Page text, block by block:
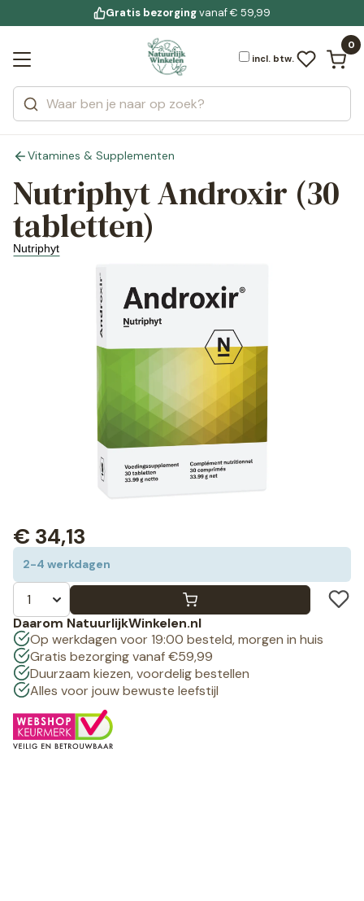
Jouw bewuste leefstijl
voor 19:00 uur besteld
Gratis bezorgingvanaf € 59,99
incl. btw.
0
Zoeken
Categorieën
Merken
Bekijk alle resultaten
Vitamines & Supplementen
Nutriphyt Androxir (30
tabletten)
Nutriphyt
2-4 werkdagen
€ 34,13
Daarom NatuurlijkWinkelen.nl
Op werkdagen voor 19:00 besteld, morgen in huis
Gratis bezorging vanaf €59,99
Duurzaam kiezen, voordelig bestellen
Alles voor jouw bewuste leefstijl